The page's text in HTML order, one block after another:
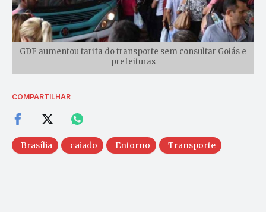
GDF aumentou tarifa do transporte sem consultar Goiás e
prefeituras
COMPARTILHAR
Brasília caiado Entorno Transporte